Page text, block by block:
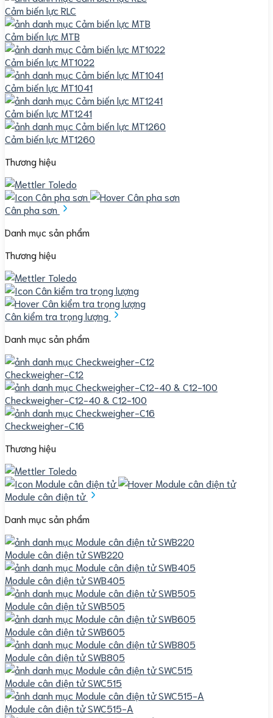
Cảm biến lực RLC
Cảm biến lực MTB
Cảm biến lực MT1022
Cảm biến lực MT1041
Cảm biến lực MT1241
Cảm biến lực MT1260
Thương hiệu
Cân pha sơn
Danh mục sản phẩm
Thương hiệu
Cân kiểm tra trọng lượng
Danh mục sản phẩm
Checkweigher-C12
Checkweigher-C12-40 & C12-100
Checkweigher-C16
Thương hiệu
Module cân điện tử
Danh mục sản phẩm
Module cân điện tử SWB220
Module cân điện tử SWB405
Module cân điện tử SWB505
Module cân điện tử SWB605
Module cân điện tử SWB805
Module cân điện tử SWC515
Module cân điện tử SWC515-A